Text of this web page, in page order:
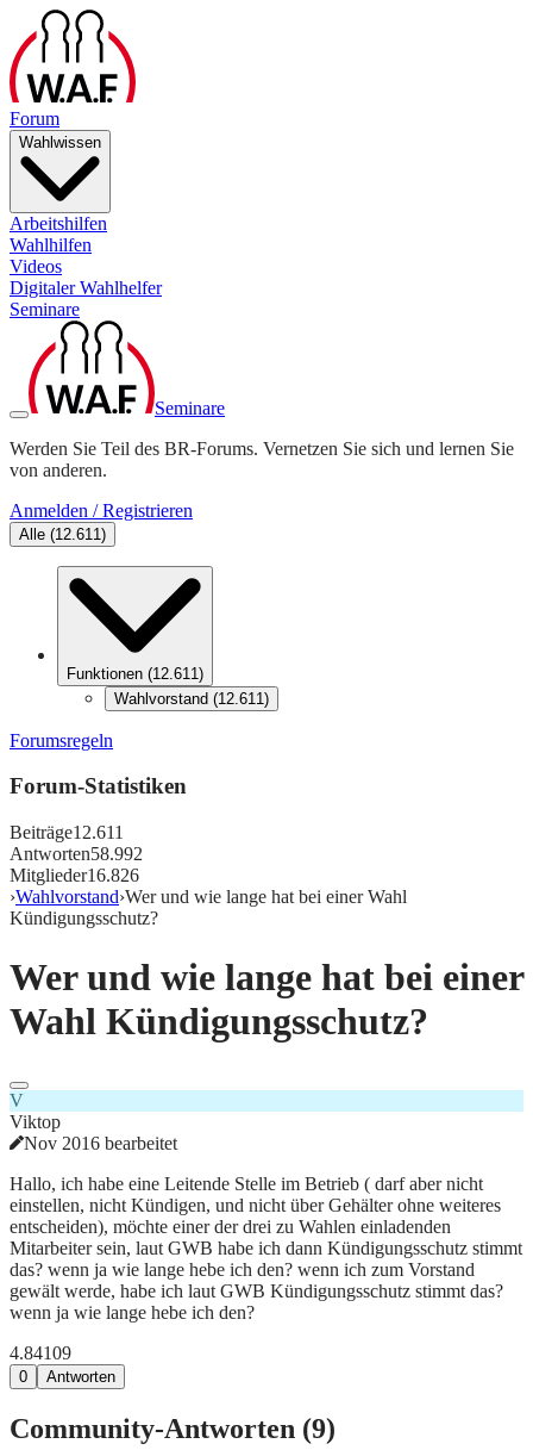
Forum
Wahlwissen
Arbeitshilfen
Wahlhilfen
Videos
Digitaler Wahlhelfer
Seminare
Seminare
Werden Sie Teil des BR-Forums. Vernetzen Sie sich und lernen Sie
von anderen.
Anmelden / Registrieren
Alle (12.611)
Funktionen (12.611)
Wahlvorstand (12.611)
Forumsregeln
Forum-Statistiken
Beiträge12.611
Antworten58.992
Mitglieder16.826
›Wahlvorstand›Wer und wie lange hat bei einer Wahl
Kündigungsschutz?
Wer und wie lange hat bei einer
Wahl Kündigungsschutz?
V
Viktop
Nov 2016 bearbeitet
Hallo, ich habe eine Leitende Stelle im Betrieb ( darf aber nicht
einstellen, nicht Kündigen, und nicht über Gehälter ohne weiteres
entscheiden), möchte einer der drei zu Wahlen einladenden
Mitarbeiter sein, laut GWB habe ich dann Kündigungsschutz stimmt
das? wenn ja wie lange hebe ich den? wenn ich zum Vorstand
gewält werde, habe ich laut GWB Kündigungsschutz stimmt das?
wenn ja wie lange hebe ich den?
4.84109
0 Antworten
Community-Antworten (9)